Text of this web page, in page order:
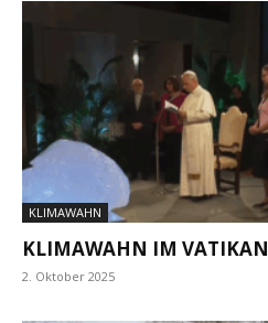
KLIMAWAHN
KLIMAWAHN IM VATIKAN
2. Oktober 2025